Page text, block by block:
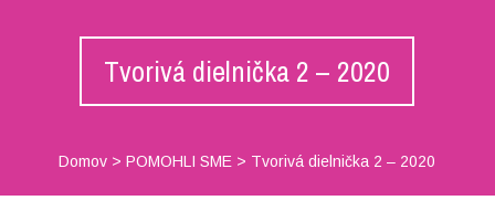
Tvorivá dielnička 2 – 2020
Domov >POMOHLI SME > Tvorivá dielnička 2 – 2020